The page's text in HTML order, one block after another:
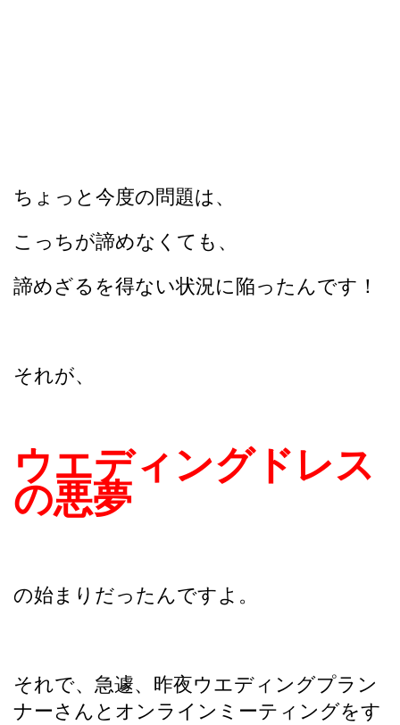
ちょっと今度の問題は、
こっちが諦めなくても、
諦めざるを得ない状況に陥ったんです！
それが、
ウエディングドレス
の悪夢
の始まりだったんですよ。
それで、急遽、昨夜ウエディングプラン
ナーさんとオンラインミーティングをす